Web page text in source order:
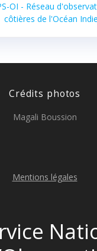
OI - Réseau
côtières de l'Océan
Crédits photos
Magali Boussion
Mentions légales